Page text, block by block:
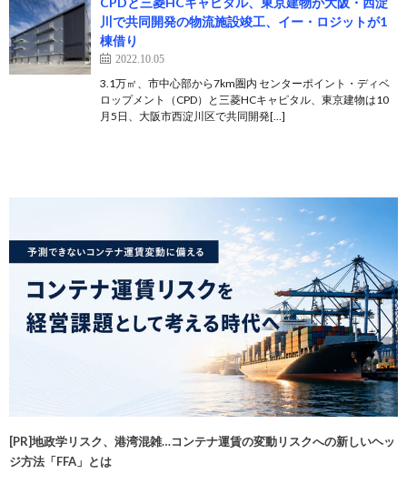
川で共同開発の物流施設竣工、イー・ロジットが1
棟借り
2022.10.05
3.1万㎡、市中心部から7km圏内 センターポイント・ディベ
ロップメント（CPD）と三菱HCキャピタル、東京建物は10
月5日、大阪市西淀川区で共同開発[…]
[PR]地政学リスク、港湾混雑…コンテナ運賃の変動リスクへの新しいヘッ
ジ方法「FFA」とは